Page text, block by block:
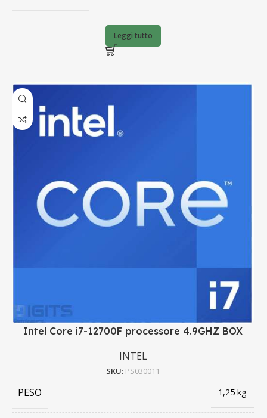
Leggi tutto
Intel Core i7-12700F processore 4.9GHZ BOX
INTEL
SKU: PS030011
PESO 1,25 kg